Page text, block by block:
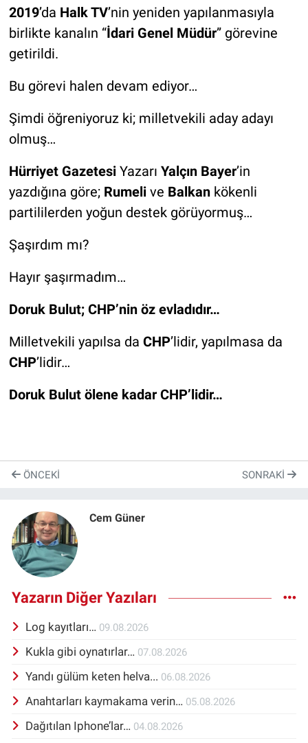
2019’da Halk TV’nin yeniden yapılanmasıyla
birlikte kanalın “İdari Genel Müdür” görevine
getirildi.
Bu görevi halen devam ediyor…
Şimdi öğreniyoruz ki; milletvekili aday adayı
olmuş…
Hürriyet GazetesiYazarı Yalçın Bayer’in
yazdığına göre; Rumeli ve Balkankökenli
partililerden yoğun destek görüyormuş…
Şaşırdım mı?
Hayır şaşırmadım…
Doruk Bulut; CHP’nin öz evladıdır…
Milletvekili yapılsa da CHP’lidir, yapılmasa da
CHP’lidir…
Doruk Bulut ölene kadar CHP’lidir…
ÖNCEKI SONRAKI
Cem Güner
Yazarın Diğer Yazıları
Log kayıtları… 09.08.2026
Kukla gibi oynatırlar… 07.08.2026
Yandı gülüm keten helva... 06.08.2026
Anahtarları kaymakama verin… 05.08.2026
Dağıtılan Iphone’lar… 04.08.2026